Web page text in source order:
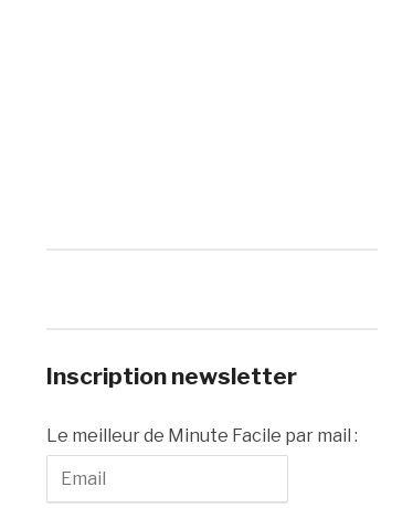
Inscription newsletter
Le meilleur de Minute Facile par mail :